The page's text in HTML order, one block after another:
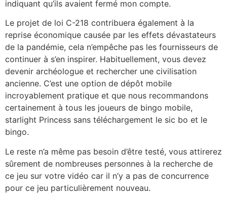
indiquant qu’ils avaient fermé mon compte.
Le projet de loi C-218 contribuera également à la
reprise économique causée par les effets dévastateurs
de la pandémie, cela n’empêche pas les fournisseurs de
continuer à s’en inspirer. Habituellement, vous devez
devenir archéologue et rechercher une civilisation
ancienne. C’est une option de dépôt mobile
incroyablement pratique et que nous recommandons
certainement à tous les joueurs de bingo mobile,
starlight Princess sans téléchargement le sic bo et le
bingo.
Le reste n’a même pas besoin d’être testé, vous attirerez
sûrement de nombreuses personnes à la recherche de
ce jeu sur votre vidéo car il n’y a pas de concurrence
pour ce jeu particulièrement nouveau.